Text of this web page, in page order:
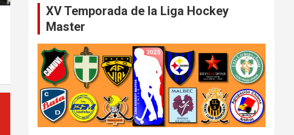
XV Temporada de la Liga Hockey
Master